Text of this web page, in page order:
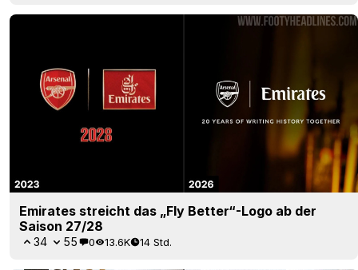
Emirates streicht das „Fly Better“-Logo ab der
Saison 27/28
34 55 0 13.6K 14 Std.